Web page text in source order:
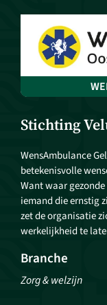
Stichting
WensAmbulance
betekenisvolle
Want waar
iemand die ernstig
zet de organisatie
werkelijkheid te
Branche
Zorg & welzijn